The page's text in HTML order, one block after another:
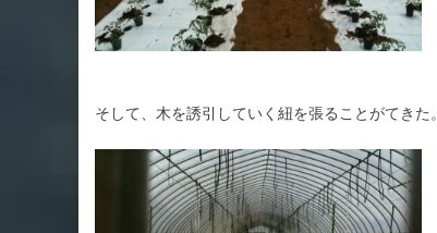
そして、木を誘引していく紐を張ることがてきた。